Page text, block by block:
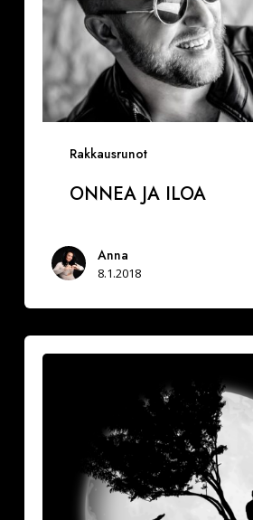
Rakkausrunot
ONNEA JA ILOA
Anna
8.1.2018